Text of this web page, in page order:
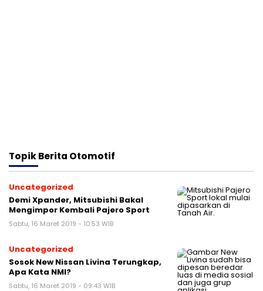
TopikBerita Otomotif
Uncategorized
Demi Xpander, Mitsubishi Bakal
Mengimpor Kembali Pajero Sport
Sabtu, 16 Maret 2019 - 10:53 WIB
Uncategorized
Sosok New Nissan Livina Terungkap,
Apa Kata NMI?
Sabtu, 16 Maret 2019 - 09:43 WIB